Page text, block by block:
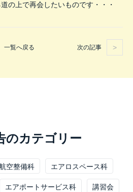
の上で再会したいものです・・・
一覧へ戻る 次の記事
のカテゴリー
空整備科 エアロスペース科
エアポートサービス科 講習会